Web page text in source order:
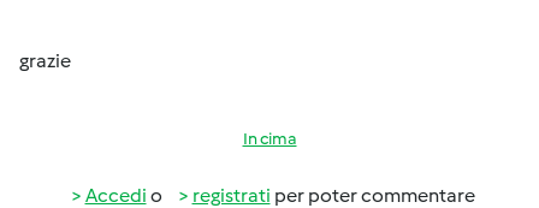
grazie
In cima
Accedi o registrati per poter commentare